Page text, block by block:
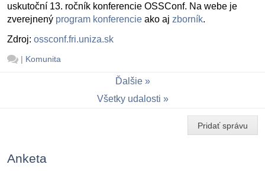
uskutoční 13. ročník konferencie OSSConf. Na webe je
zverejnený program konferencie ako aj zborník.
Zdroj: ossconf.fri.uniza.sk
| Komunita
Ďalšie
Všetky udalosti
Pridať správu
Anketa